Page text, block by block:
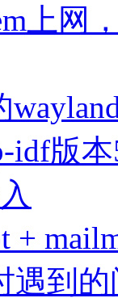
上网
idf版
+
遇到